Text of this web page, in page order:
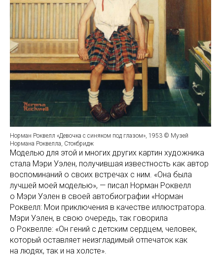
Норман Роквелл «Девочка с синяком под глазом», 1953 © Музей
Нормана Роквелла, Стокбридж
Моделью для этой и многих других картин художника
стала Мэри Уэлен, получившая известность как автор
воспоминаний о своих встречах с ним. «Она была
лучшей моей моделью», — писал Норман Роквелл
о Мэри Уэлен в своей автобиографии «Норман
Роквелл: Мои приключения в качестве иллюстратора.
Мэри Уэлен, в свою очередь, так говорила
о Роквелле: «Он гений с детским сердцем, человек,
который оставляет неизгладимый отпечаток как
на людях, так и на холсте».